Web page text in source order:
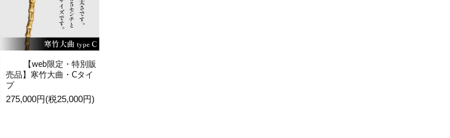
【web限定・特別販
売品】寒竹大曲・Cタイ
プ
275,000円(税25,000円)